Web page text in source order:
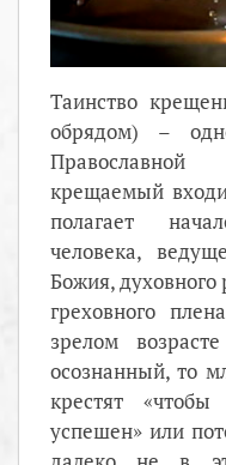
Таинство
обрядом) –
крещаемый
полагает
человека,
Божия,
греховного
зрелом
осознанный, то
крестят
успешен» или